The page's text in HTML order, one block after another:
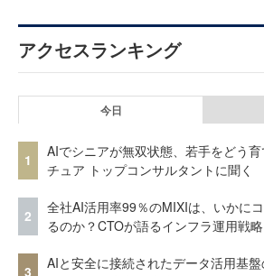
アクセスランキング
今日
1
AIでシニアが無双状態、若手をどう
チュア トップコンサルタントに聞く
2
全社AI活用率99％のMIXIは、いかに
るのか？CTOが語るインフラ運用戦略
3
AIと安全に接続されたデータ活用基